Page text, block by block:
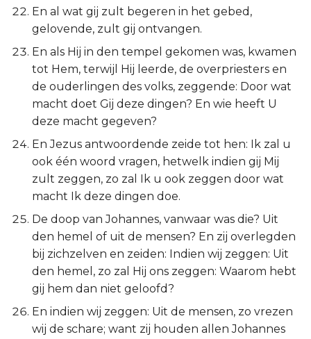
En al wat gij zult begeren in het gebed,
gelovende, zult gij ontvangen.
En als Hij in den tempel gekomen was, kwamen
tot Hem, terwijl Hij leerde, de overpriesters en
de ouderlingen des volks, zeggende: Door wat
macht doet Gij deze dingen? En wie heeft U
deze macht gegeven?
En Jezus antwoordende zeide tot hen: Ik zal u
ook één woord vragen, hetwelk indien gij Mij
zult zeggen, zo zal Ik u ook zeggen door wat
macht Ik deze dingen doe.
De doop van Johannes, vanwaar was die? Uit
den hemel of uit de mensen? En zij overlegden
bij zichzelven en zeiden: Indien wij zeggen: Uit
den hemel, zo zal Hij ons zeggen: Waarom hebt
gij hem dan niet geloofd?
En indien wij zeggen: Uit de mensen, zo vrezen
wij de schare; want zij houden allen Johannes